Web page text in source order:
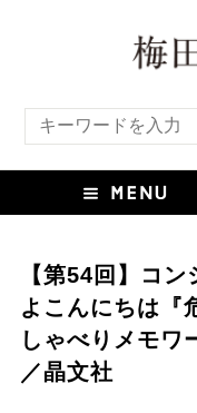
【第54回】コ
よこんにちは『
しゃべりメモワ
／晶文社